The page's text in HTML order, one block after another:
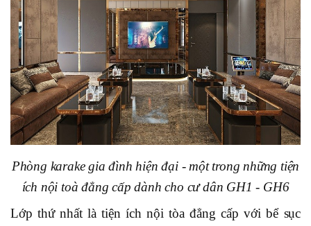
Phòng karake gia đình hiện đại - một trong những tiện
ích nội toà đẳng cấp dành cho cư dân GH1 - GH6
Lớp thứ nhất là tiện ích nội tòa đẳng cấp với bể sục